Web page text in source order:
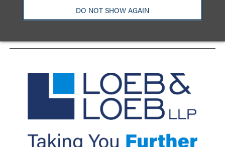
DO NOT SHOW AGAIN
Facebook X
联系我们
隐私政策 使用条款 订阅中心